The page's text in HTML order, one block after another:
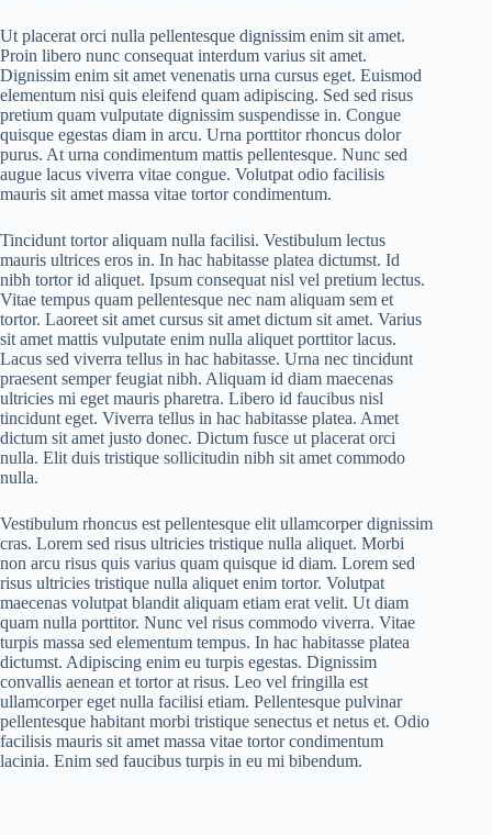
Ut placerat orci nulla pellentesque dignissim enim sit amet.
Proin libero nunc consequat interdum varius sit amet.
Dignissim enim sit amet venenatis urna cursus eget. Euismod
elementum nisi quis eleifend quam adipiscing. Sed sed risus
pretium quam vulputate dignissim suspendisse in. Congue
quisque egestas diam in arcu. Urna porttitor rhoncus dolor
purus. At urna condimentum mattis pellentesque. Nunc sed
augue lacus viverra vitae congue. Volutpat odio facilisis
mauris sit amet massa vitae tortor condimentum.
Tincidunt tortor aliquam nulla facilisi. Vestibulum lectus
mauris ultrices eros in. In hac habitasse platea dictumst. Id
nibh tortor id aliquet. Ipsum consequat nisl vel pretium lectus.
Vitae tempus quam pellentesque nec nam aliquam sem et
tortor. Laoreet sit amet cursus sit amet dictum sit amet. Varius
sit amet mattis vulputate enim nulla aliquet porttitor lacus.
Lacus sed viverra tellus in hac habitasse. Urna nec tincidunt
praesent semper feugiat nibh. Aliquam id diam maecenas
ultricies mi eget mauris pharetra. Libero id faucibus nisl
tincidunt eget. Viverra tellus in hac habitasse platea. Amet
dictum sit amet justo donec. Dictum fusce ut placerat orci
nulla. Elit duis tristique sollicitudin nibh sit amet commodo
nulla.
Vestibulum rhoncus est pellentesque elit ullamcorper dignissim
cras. Lorem sed risus ultricies tristique nulla aliquet. Morbi
non arcu risus quis varius quam quisque id diam. Lorem sed
risus ultricies tristique nulla aliquet enim tortor. Volutpat
maecenas volutpat blandit aliquam etiam erat velit. Ut diam
quam nulla porttitor. Nunc vel risus commodo viverra. Vitae
turpis massa sed elementum tempus. In hac habitasse platea
dictumst. Adipiscing enim eu turpis egestas. Dignissim
convallis aenean et tortor at risus. Leo vel fringilla est
ullamcorper eget nulla facilisi etiam. Pellentesque pulvinar
pellentesque habitant morbi tristique senectus et netus et. Odio
facilisis mauris sit amet massa vitae tortor condimentum
lacinia. Enim sed faucibus turpis in eu mi bibendum.